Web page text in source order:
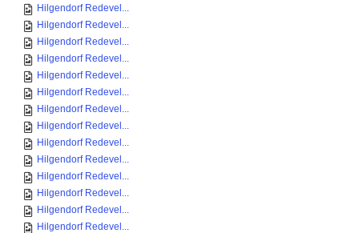
Hilgendorf Redevel...
Hilgendorf Redevel...
Hilgendorf Redevel...
Hilgendorf Redevel...
Hilgendorf Redevel...
Hilgendorf Redevel...
Hilgendorf Redevel...
Hilgendorf Redevel...
Hilgendorf Redevel...
Hilgendorf Redevel...
Hilgendorf Redevel...
Hilgendorf Redevel...
Hilgendorf Redevel...
Hilgendorf Redevel...